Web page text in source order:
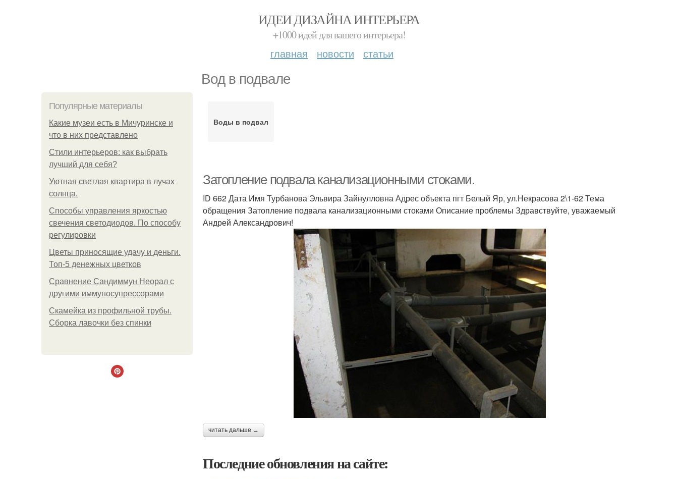
ИДЕИ ДИЗАЙНА ИНТЕРЬЕРА
+1000 идей для вашего интерьера!
главная новости статьи
Вод в подвале
Популярные материалы
Какие музеи есть в Мичуринске и
что в них представлено
Стили интерьеров: как выбрать
лучший для себя?
Уютная светлая квартира в лучах
солнца.
Способы управления яркостью
свечения светодиодов. По способу
регулировки
Цветы приносящие удачу и деньги.
Топ-5 денежных цветков
Сравнение Сандиммун Неорал с
другими иммуносупрессорами
Скамейка из профильной трубы.
Сборка лавочки без спинки
Воды в подвал
Затопление подвала канализационными стоками.
ID 662 Дата Имя Турбанова Эльвира Зайнулловна Адрес объекта пгт Белый Яр, ул.Некрасова 2\1-62 Тема
обращения Затопление подвала канализационными стоками Описание проблемы Здравствуйте, уважаемый
Андрей Александрович!
читать дальше →
Последние обновления на сайте: